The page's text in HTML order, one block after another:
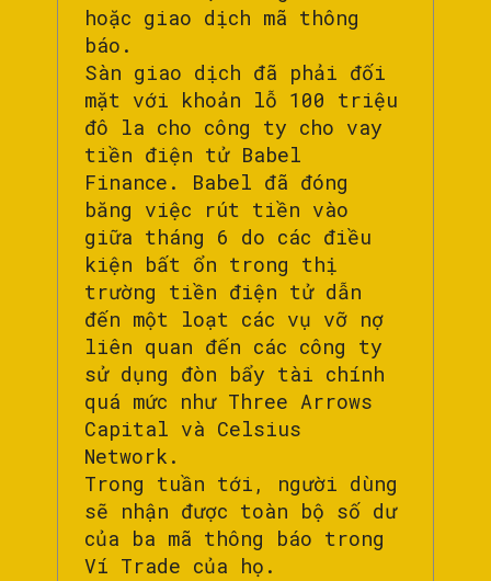
hoặc giao dịch mã thông
báo.
Sàn giao dịch đã phải đối
mặt với khoản lỗ 100 triệu
đô la cho công ty cho vay
tiền điện tử Babel
Finance. Babel đã đóng
băng việc rút tiền vào
giữa tháng 6 do các điều
kiện bất ổn trong thị
trường tiền điện tử dẫn
đến một loạt các vụ vỡ nợ
liên quan đến các công ty
sử dụng đòn bẩy tài chính
quá mức như Three Arrows
Capital và Celsius
Network.
Trong tuần tới, người dùng
sẽ nhận được toàn bộ số dư
của ba mã thông báo trong
Ví Trade của họ.